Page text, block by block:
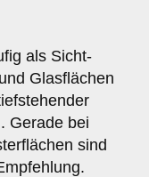
als Sicht-
Glasflächen
Gerade bei
sind